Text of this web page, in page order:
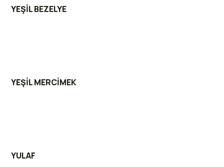
YEŞİL BEZELYE
YEŞİL MERCİMEK
YULAF